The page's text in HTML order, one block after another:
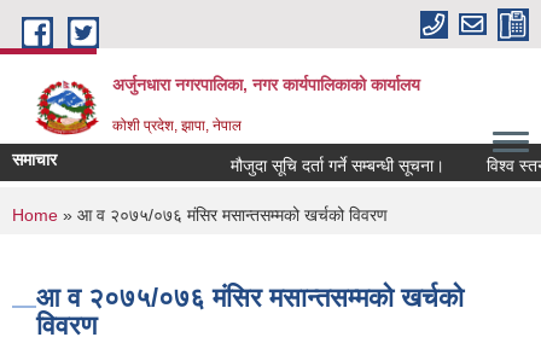
Skip to main content
अर्जुनधारा नगरपालिका, नगर कार्यपालिकाको कार्यालय
कोशी प्रदेश, झापा, नेपाल
समाचार मौजुदा सूचि दर्ता गर्ने सम्बन्धी सूचना। विश्व
You are here
Home » आ व २०७५/०७६ मंसिर मसान्तसम्मको खर्चको विवरण
आ व २०७५/०७६ मंसिर मसान्तसम्मको खर्चको
विवरण